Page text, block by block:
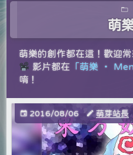
萌
萌樂的創作都在這！歡迎常
影片都在 「萌樂 ‧
唷！
2016/08/06 萌芽站長